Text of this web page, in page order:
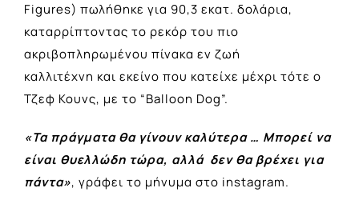
Figures) πωλήθηκε για 90,3 εκατ. δολάρια,
καταρρίπτοντας το ρεκόρ του πιο
ακριβοπληρωμένου πίνακα εν ζωή
καλλιτέχνη και εκείνο που κατείχε μέχρι τότε ο
Τζεφ Κουνς, με το “Balloon Dog”.
«Τα πράγματα θα γίνουν καλύτερα … Μπορεί να
είναι θυελλώδη τώρα, αλλά δεν θα βρέχει για
πάντα», γράφει το μήνυμα στο instagram.